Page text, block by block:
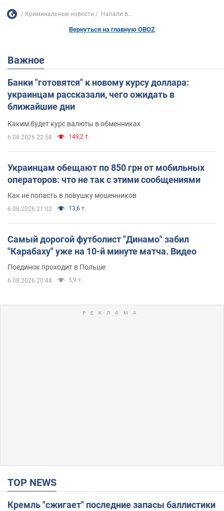
Криминальные новости Напали в...
Вернуться на главную OBOZ
Важное
Банки "готовятся" к новому курсу доллара:
украинцам рассказали, чего ожидать в
ближайшие дни
Каким будет курс валюты в обменниках
6.08.2026 22:58 149,2 т.
Украинцам обещают по 850 грн от мобильных
операторов: что не так с этими сообщениями
Как не попасть в ловушку мошенников
6.08.2026 21:02 13,6 т.
Самый дорогой футболист "Динамо" забил
"Карабаху" уже на 10-й минуте матча. Видео
Поединок проходит в Польше
6.08.2026 20:48 5,9 т.
TOP NEWS
Кремль "сжигает" последние запасы баллистики